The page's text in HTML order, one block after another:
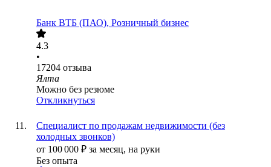
Банк ВТБ (ПАО), Розничный бизнес
4.3
•
17204 отзыва
Ялта
Можно без резюме
Откликнуться
Специалист по продажам недвижимости (без
холодных звонков)
от 100 000 ₽ за месяц, на руки
Без опыта